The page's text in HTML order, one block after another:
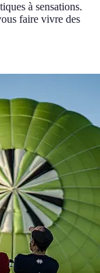
à sensations.
faire vivre des